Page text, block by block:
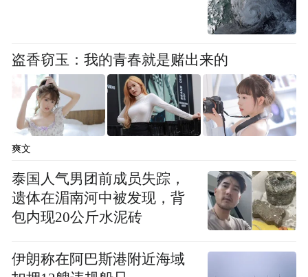
盗香窃玉：我的青春就是赌出来的
爽文
泰国人气男团前成员失踪，
遗体在湄南河中被发现，背
包内现20公斤水泥砖
伊朗称在阿巴斯港附近海域